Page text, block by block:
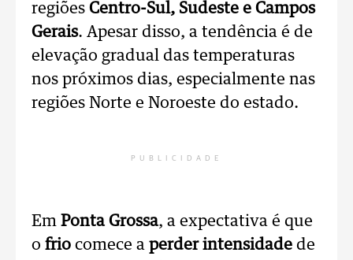
regiões Centro-Sul, Sudeste e Campos
Gerais. Apesar disso, a tendência é de
elevação gradual das temperaturas
nos próximos dias, especialmente nas
regiões Norte e Noroeste do estado.
PUBLICIDADE
Em Ponta Grossa, a expectativa é que
o frio comece a perder intensidade de